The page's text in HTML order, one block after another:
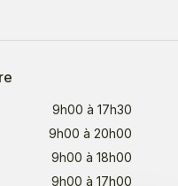
9h00 à 17h30
9h00 à 20h00
9h00 à 18h00
9h00 à 17h00